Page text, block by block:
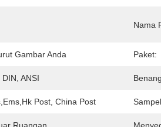
Nama
Gambar Anda Paket:
ANSI
Post, China Post